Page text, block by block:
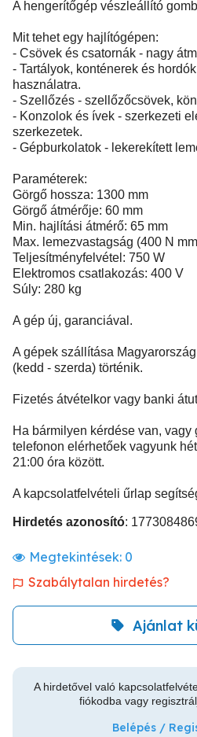
A hengerítőgép vészleállító
Mit tehet egy hajlítógépen:
- Csövek és csatornák - nagy
- Tartályok, konténerek és
használatra.
- Szellőzés - szellőzőcsövek,
- Konzolok és ívek - szerkezeti
szerkezetek.
- Gépburkolatok - lekerekített
Paraméterek:
Görgő hossza: 1300 mm
Görgő átmérője: 60 mm
Min. hajlítási átmérő: 65 mm
Max. lemezvastagság (400 N
Teljesítményfelvétel: 750 W
Elektromos csatlakozás: 400 V
Súly: 280 kg
A gép új, garanciával.
A gépek szállítása
(kedd - szerda) történik.
Fizetés átvételkor vagy banki
Ha bármilyen kérdése van, vagy
telefonon elérhetőek vagyunk
21:00 óra között.
A kapcsolatfelvételi űrlap
Hirdetés azonosító:
Megtekintések: 0
Szabálytalan hirdetés?
Ajánlat
A hirdetővel való
fiókodba vagy
Belépés /